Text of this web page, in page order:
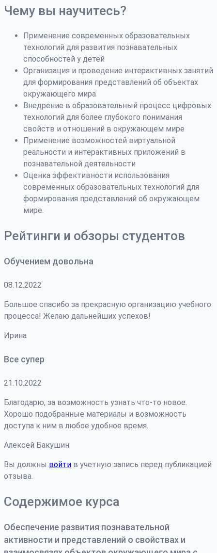
Чему вы научитесь?
Применение современных образовательных
технологий для развития познавательных
способностей у детей
Организация и проведение интерактивных занятий
для формирования представлений об объектах
окружающего мира
Внедрение в образовательный процесс цифровых
технологий для более глубокого понимания
свойств и отношений в окружающем мире
Применение возможностей виртуальной
реальности и интерактивных приложений в
познавательной деятельности
Оценка эффективности использования
современных образовательных технологий для
формирования представлений об окружающем
мире.
Рейтинги и обзоры студентов
Обучением довольна
08.12.2022
Большое спасибо за прекрасную организацию учебного
процесса! Желаю дальнейших успехов!
Ирина
Все супер
21.10.2022
Благодарю, за возможность узнать что-то новое.
Хорошо подобранные материалы и возможность
доступа к ним в любое удобное время.
Алексей Бакушин
Вы должны войти в учетную запись перед публикацией
отзыва.
Содержимое курса
Обеспечение развития познавательной
активности и представлений о свойствах и